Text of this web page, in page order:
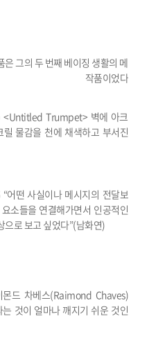
그의 두 번째 베이징 생활의 메
었다
<Untitled Trumpet> 벽에 아크
릴 물감을 천에 채색하고 부서진
“어떤 사실이나 메시지의 전달보
소들을 연결해가면서 인공적인
으로 보고 싶었다”(남화연)
드 차베스(Raimond Chaves)
것이 얼마나 깨지기 쉬운 것인